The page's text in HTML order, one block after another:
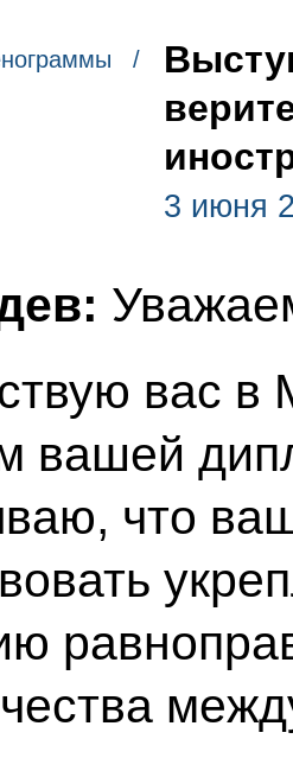
/
3 июня
вас в
вашей
что